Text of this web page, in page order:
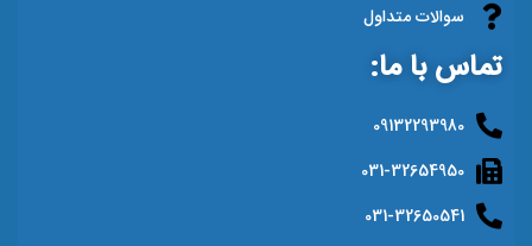
سوالات متداول
تماس با ما:
09132293980
031-32654950
031-32650541